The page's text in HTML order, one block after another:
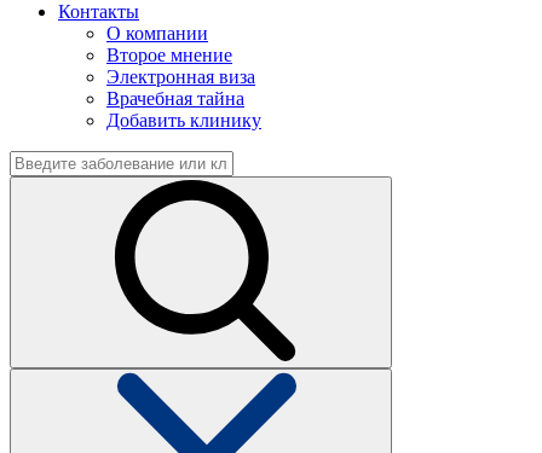
Контакты
О компании
Второе мнение
Электронная виза
Врачебная тайна
Добавить клинику